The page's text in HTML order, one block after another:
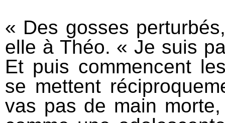
« Des gosses
elle à Théo. « Je suis
Et puis commencent
se mettent
vas pas de main